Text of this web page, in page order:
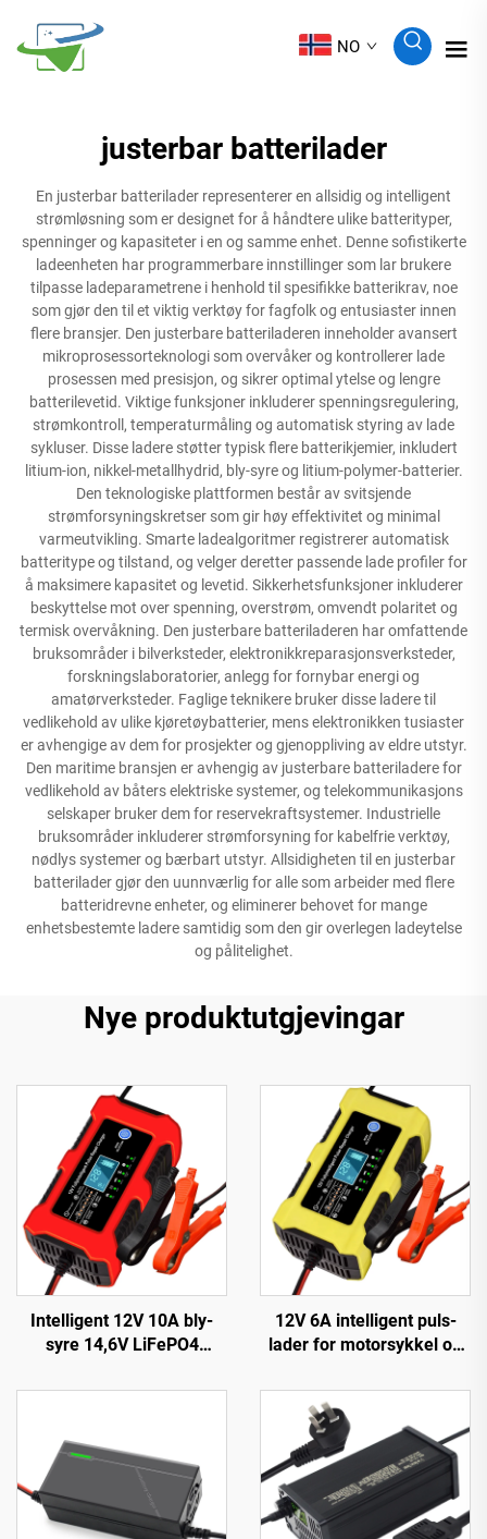
NO
justerbar batterilader
En justerbar batterilader representerer en allsidig og intelligent
strømløsning som er designet for å håndtere ulike batterityper,
spenninger og kapasiteter i en og samme enhet. Denne sofistikerte
ladeenheten har programmerbare innstillinger som lar brukere
tilpasse ladeparametrene i henhold til spesifikke batterikrav, noe
som gjør den til et viktig verktøy for fagfolk og entusiaster innen
flere bransjer. Den justerbare batteriladeren inneholder avansert
mikroprosessorteknologi som overvåker og kontrollerer lade
prosessen med presisjon, og sikrer optimal ytelse og lengre
batterilevetid. Viktige funksjoner inkluderer spenningsregulering,
strømkontroll, temperaturmåling og automatisk styring av lade
sykluser. Disse ladere støtter typisk flere batterikjemier, inkludert
litium-ion, nikkel-metallhydrid, bly-syre og litium-polymer-batterier.
Den teknologiske plattformen består av svitsjende
strømforsyningskretser som gir høy effektivitet og minimal
varmeutvikling. Smarte ladealgoritmer registrerer automatisk
batteritype og tilstand, og velger deretter passende lade profiler for
å maksimere kapasitet og levetid. Sikkerhetsfunksjoner inkluderer
beskyttelse mot over spenning, overstrøm, omvendt polaritet og
termisk overvåkning. Den justerbare batteriladeren har omfattende
bruksområder i bilverksteder, elektronikkreparasjonsverksteder,
forskningslaboratorier, anlegg for fornybar energi og
amatørverksteder. Faglige teknikere bruker disse ladere til
vedlikehold av ulike kjøretøybatterier, mens elektronikken tusiaster
er avhengige av dem for prosjekter og gjenoppliving av eldre utstyr.
Den maritime bransjen er avhengig av justerbare batteriladere for
vedlikehold av båters elektriske systemer, og telekommunikasjons
selskaper bruker dem for reservekraftsystemer. Industrielle
bruksområder inkluderer strømforsyning for kabelfrie verktøy,
nødlys systemer og bærbart utstyr. Allsidigheten til en justerbar
batterilader gjør den uunnværlig for alle som arbeider med flere
batteridrevne enheter, og eliminerer behovet for mange
enhetsbestemte ladere samtidig som den gir overlegen ladeytelse
og pålitelighet.
Nye produktutgjevingar
Intelligent 12V 10A bly-
syre 14,6V LiFePO4
pulsreparasjon for 12 volt
sertifisert elektrisk type
12V 6A intelligent puls-
lader for motorsykkel og
LED-skjerm, EU/US/UK
tilpassbar utgang, Lifepo4
bilreparasjon